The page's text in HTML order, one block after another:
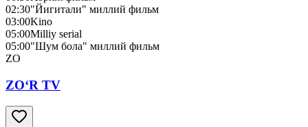
02:30"Йигитали" миллий фильм
03:00Kino
05:00Milliy serial
05:00"Шум бола" миллий фильм
ZO
ZO‘R TV